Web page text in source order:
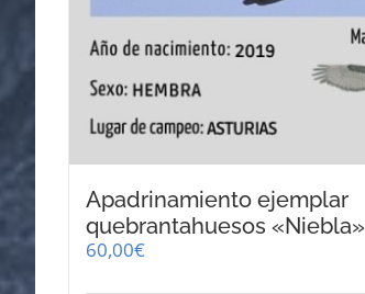
Apadrinamiento ejemplar
quebrantahuesos «Niebla»
60,00€